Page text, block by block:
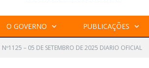
O GOVERNO PUBLICAÇÕES
Nº1125 – 05 DE SETEMBRO DE 2025 DIARIO OFICIAL